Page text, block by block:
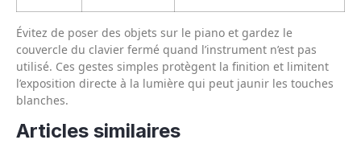
Évitez de poser des objets sur le piano et gardez le
couvercle du clavier fermé quand l’instrument n’est pas
utilisé. Ces gestes simples protègent la finition et limitent
l’exposition directe à la lumière qui peut jaunir les touches
blanches.
Articles similaires